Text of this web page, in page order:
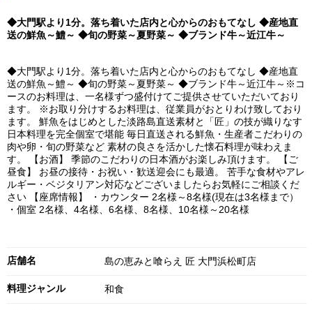
◆大門駅より1分。落ち着いた店内と心からのおもてなし ◆産地直
送の鮮魚～鱧～ ◆旬の野菜～夏野菜～ ◆ブランド牛～近江牛～
◆大門駅より1分。落ち着いた店内と心からのおもてなし ◆産地直
送の鮮魚～鱧～ ◆旬の野菜～夏野菜～ ◆ブランド牛～近江牛～※コ
ースのお料理は、一名様ずつ盛付けてご提供させていただいており
ます。 ※お取り分けするお料理は、従業員がおとりわけ致しており
ます。 鮮魚をはじめとした淡路島直送素材と「匠」の技が織りなす
日本料理を完全個室で堪能 毎日直送される鮮魚・生産者こだわりの
肉や卵・旬の野菜など 素材の良さを活かした懐石料理が味わえま
す。 【お酒】 季節のこだわりの日本酒がお楽しみ頂けます。 【ご
昼食】 お昼の接待・お祝い・歓送迎会にも最適。 苦手な食材やアレ
ルギー・ベジタリアン対応などございましたらお気軽にご相談くだ
さい 【座席情報】 ・カウンター 2名様～8名様(現在は3名様まで）
・個室 2名様、4名様、6名様、8名様、10名様～20名様
店舗名 島の恵みと喰らえ 匠 大門浜松町店
料理ジャンル 和食